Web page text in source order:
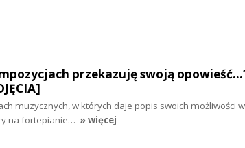
przekazuję swoją
muzycznych, w których daje popis swoich możliwości
na fortepianie… » więcej